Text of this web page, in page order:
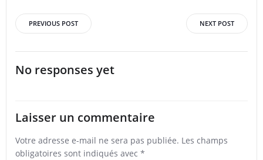
Post
navigation
PREVIOUS POST
navigation
NEXT POST
No responses yet
Laisser un commentaire
Votre adresse e-mail ne sera pas publiée. Les champs
obligatoires sont indiqués avec *